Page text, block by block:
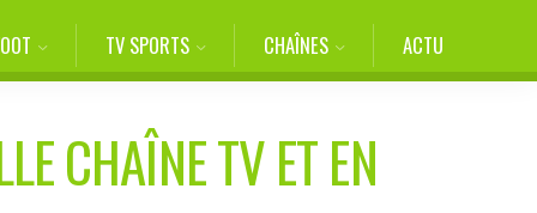
TV SPORTS CHAÎNES ACTU
CHAÎNE TV ET EN